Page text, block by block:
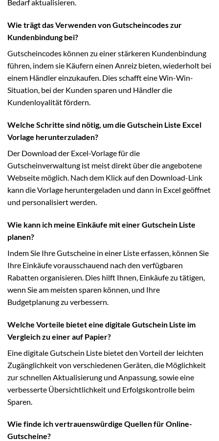
Bedarf aktualisieren.
Wie trägt das Verwenden von Gutscheincodes zur
Kundenbindung bei?
Gutscheincodes können zu einer stärkeren Kundenbindung
führen, indem sie Käufern einen Anreiz bieten, wiederholt bei
einem Händler einzukaufen. Dies schafft eine Win-Win-
Situation, bei der Kunden sparen und Händler die
Kundenloyalität fördern.
Welche Schritte sind nötig, um die Gutschein Liste Excel
Vorlage herunterzuladen?
Der Download der Excel-Vorlage für die
Gutscheinverwaltung ist meist direkt über die angebotene
Webseite möglich. Nach dem Klick auf den Download-Link
kann die Vorlage heruntergeladen und dann in Excel geöffnet
und personalisiert werden.
Wie kann ich meine Einkäufe mit einer Gutschein Liste
planen?
Indem Sie Ihre Gutscheine in einer Liste erfassen, können Sie
Ihre Einkäufe vorausschauend nach den verfügbaren
Rabatten organisieren. Dies hilft Ihnen, Einkäufe zu tätigen,
wenn Sie am meisten sparen können, und Ihre
Budgetplanung zu verbessern.
Welche Vorteile bietet eine digitale Gutschein Liste im
Vergleich zu einer auf Papier?
Eine digitale Gutschein Liste bietet den Vorteil der leichten
Zugänglichkeit von verschiedenen Geräten, die Möglichkeit
zur schnellen Aktualisierung und Anpassung, sowie eine
verbesserte Übersichtlichkeit und Erfolgskontrolle beim
Sparen.
Wie finde ich vertrauenswürdige Quellen für Online-
Gutscheine?